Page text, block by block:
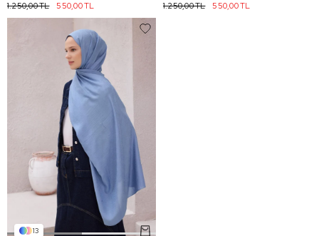
550,00 TL
1.250,00 TL
550,00 TL
1.250,00 TL
13